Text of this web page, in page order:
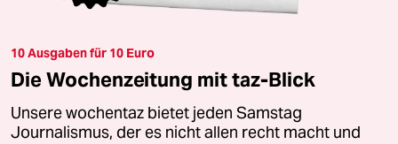
10 Ausgaben für 10 Euro
Die Wochenzeitung mit taz-Blick
Unsere wochentaz bietet jeden Samstag
Journalismus, der es nicht allen recht macht und